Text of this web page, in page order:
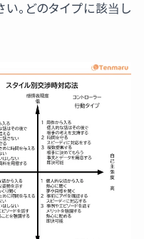
。どのタイプに該当し